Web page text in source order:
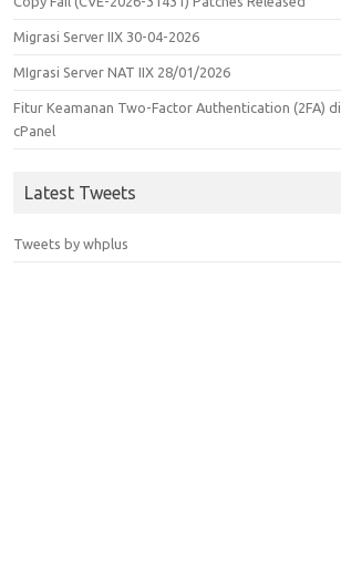
Migrasi Server IIX 30-04-2026
MIgrasi Server NAT IIX 28/01/2026
Fitur Keamanan Two-Factor Authentication (2FA) di
cPanel
Latest Tweets
Tweets by whplus